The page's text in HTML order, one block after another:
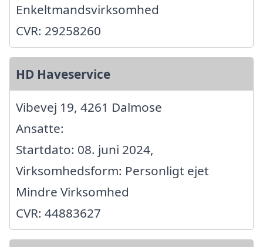
Enkeltmandsvirksomhed
CVR: 29258260
HD Haveservice
Vibevej 19, 4261 Dalmose
Ansatte:
Startdato: 08. juni 2024,
Virksomhedsform: Personligt ejet
Mindre Virksomhed
CVR: 44883627